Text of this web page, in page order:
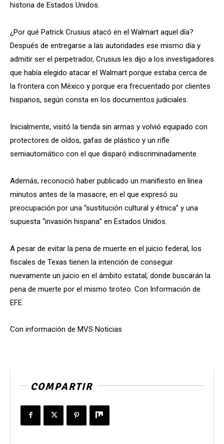
historia de Estados Unidos.
¿Por qué Patrick Crusius atacó en el Walmart aquel día?
Después de entregarse a las autoridades ese mismo día y
admitir ser el perpetrador, Crusius les dijo a los investigadores
que había elegido atacar el Walmart porque estaba cerca de
la frontera con México y porque era frecuentado por clientes
hispanos, según consta en los documentos judiciales.
Inicialmente, visitó la tienda sin armas y volvió equipado con
protectores de oídos, gafas de plástico y un rifle
semiautomático con el que disparó indiscriminadamente.
Además, reconoció haber publicado un manifiesto en línea
minutos antes de la masacre, en el que expresó su
preocupación por una “sustitución cultural y étnica” y una
supuesta “invasión hispana” en Estados Unidos.
A pesar de evitar la pena de muerte en el juicio federal, los
fiscales de Texas tienen la intención de conseguir
nuevamente un juicio en el ámbito estatal, donde buscarán la
pena de muerte por el mismo tiroteo. Con Información de
EFE.
Con información de MVS Noticias
COMPARTIR